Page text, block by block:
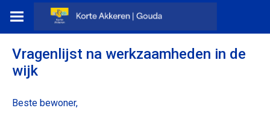
Vragenlijst na werkzaamheden in de
wijk
Beste bewoner,